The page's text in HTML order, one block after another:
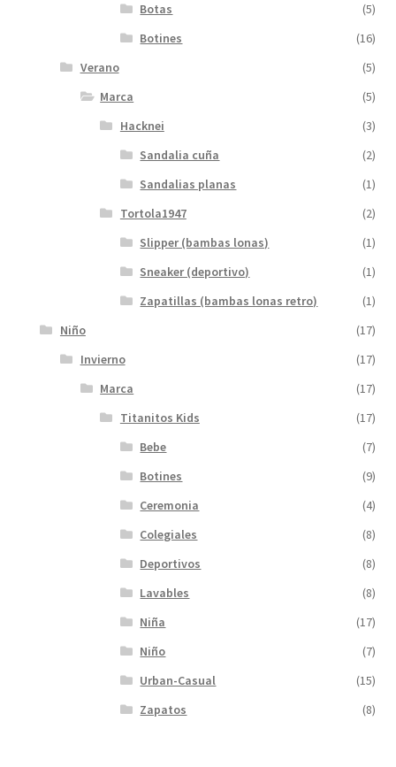
Botas
(5)
Botines
(16)
Verano
(5)
Marca
(5)
Hacknei
(3)
Sandalia cuña
(2)
Sandalias planas
(1)
Tortola1947
(2)
Slipper (bambas lonas)
(1)
Sneaker (deportivo)
(1)
Zapatillas (bambas lonas retro)
(1)
Niño
(17)
Invierno
(17)
Marca
(17)
Titanitos Kids
(17)
Bebe
(7)
Botines
(9)
Ceremonia
(4)
Colegiales
(8)
Deportivos
(8)
Lavables
(8)
Niña
(17)
Niño
(7)
Urban-Casual
(15)
Zapatos
(8)